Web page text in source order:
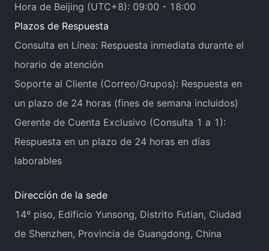
Hora de Beijing (UTC+8): 09:00 - 18:00
Plazos de Respuesta
Consulta en Línea: Respuesta inmediata durante el
horario de atención
Soporte al Cliente (Correo/Grupos): Respuesta en
un plazo de 24 horas (fines de semana incluidos)
Gerente de Cuenta Exclusivo (Consulta 1 a 1):
Respuesta en un plazo de 24 horas en días
laborables
Dirección de la sede
14º piso, Edificio Yunsong, Distrito Futian, Ciudad
de Shenzhen, Provincia de Guangdong, China